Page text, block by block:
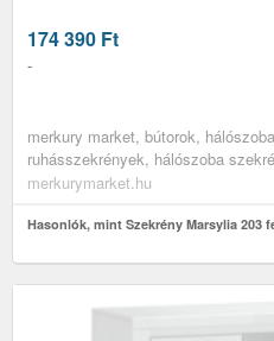
174 390 Ft
-
merkury market, bútorok,
ruhásszekrények, hálószoba
merkurymarket.hu
Hasonlók, mint Szekrény Marsylia 203